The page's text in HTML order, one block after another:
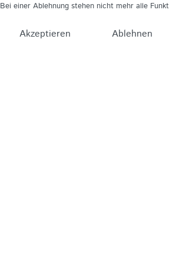
Bei einer Ablehnung stehen nicht mehr alle
Akzeptieren Ablehnen